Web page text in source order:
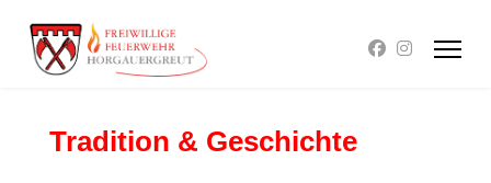
Tradition & Geschichte